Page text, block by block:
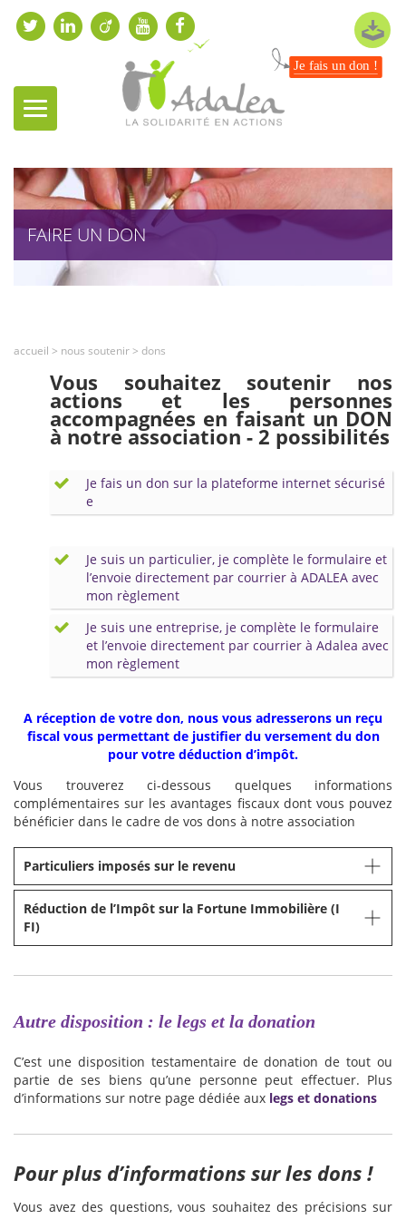
Je fais un don !
FAIRE UN DON
accueil > nous soutenir> dons
Vous souhaitez soutenir nos
actions et les personnes
accompagnées en faisant un DON
à notre association - 2 possibilités
Je fais un don sur la plateforme internet sécurisé
e
Je suis un particulier, je complète le formulaire et
l’envoie directement par courrier à ADALEA avec
mon règlement
Je suis une entreprise, je complète le formulaire
et l’envoie directement par courrier à Adalea avec
mon règlement
A réception de votre don, nous vous adresserons un reçu
fiscal vous permettant de justifier du versement du don
pour votre déduction d’impôt.
Vous trouverez ci-dessous quelques informations
complémentaires sur les avantages fiscaux dont vous pouvez
bénéficier dans le cadre de vos dons à notre association
Particuliers imposés sur le revenu
Réduction de l’Impôt sur la Fortune Immobilière (I
FI)
Autre disposition : le legs et la donation
C’est une disposition testamentaire de donation de tout ou
partie de ses biens qu’une personne peut effectuer. Plus
d’informations sur notre page dédiée aux legs et donations
Pour plus d’informations sur les dons !
Vous avez des questions, vous souhaitez des précisions sur